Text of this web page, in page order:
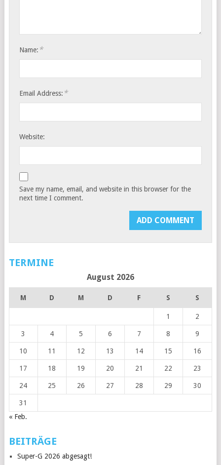
Name: *
Email Address: *
Website:
Save my name, email, and website in this browser for the
next time I comment.
TERMINE
August 2026
M D M D F S S
1 2
3 4 5 6 7 8 9
10 11 12 13 14 15 16
17 18 19 20 21 22 23
24 25 26 27 28 29 30
31
« Feb.
BEITRÄGE
Super-G 2026 abgesagt!